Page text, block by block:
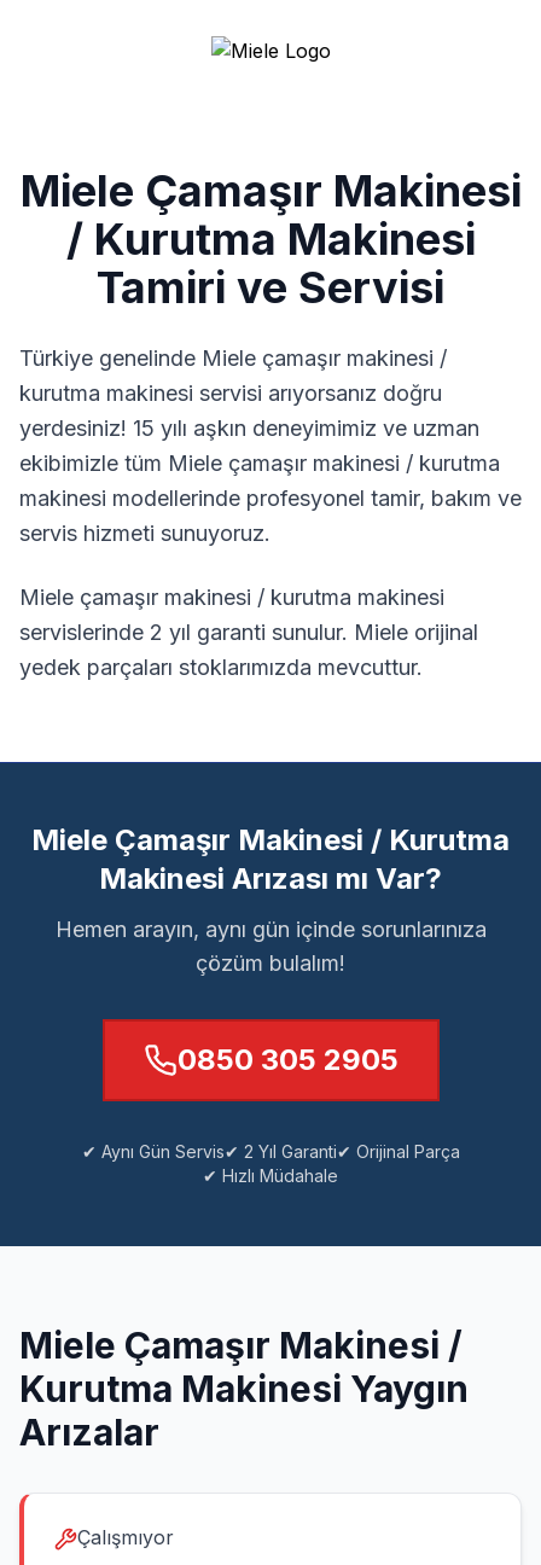
Miele Çamaşır Makinesi
/ Kurutma Makinesi
Tamiri ve Servisi
Türkiye genelinde Miele çamaşır makinesi /
kurutma makinesi servisi arıyorsanız doğru
yerdesiniz! 15 yılı aşkın deneyimimiz ve uzman
ekibimizle tüm Miele çamaşır makinesi / kurutma
makinesi modellerinde profesyonel tamir, bakım ve
servis hizmeti sunuyoruz.
Miele çamaşır makinesi / kurutma makinesi
servislerinde 2 yıl garanti sunulur. Miele orijinal
yedek parçaları stoklarımızda mevcuttur.
Miele Çamaşır Makinesi / Kurutma
Makinesi Arızası mı Var?
Hemen arayın, aynı gün içinde sorunlarınıza
çözüm bulalım!
0850 305 2905
✔ Aynı Gün Servis✔ 2 Yıl Garanti✔ Orijinal Parça
✔ Hızlı Müdahale
Miele Çamaşır Makinesi /
Kurutma Makinesi Yaygın
Arızalar
Çalışmıyor